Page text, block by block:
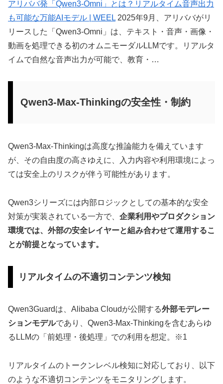
アリババ発「Qwen3-Omni」とは？リアルタイム音声出力
も可能な万能AIモデル | WEEL 2025年9月、アリババがリ
リースした「Qwen3-Omni」は、テキスト・音声・画像・
動画を処理できる初のオムニモーダルLLMです。リアルタ
イムで自然な音声出力が可能で、教育・…
Qwen3-Max-Thinkingの安全性・制約
Qwen3-Max-Thinkingは高度な推論能力を備えています
が、その自由度の高さゆえに、入力内容や利用環境によっ
ては安全上のリスクが伴う可能性があります。
Qwen3シリーズには内部ロジックとしての基本的な安全
対策が実装されている一方で、 企業利用やプロダクション
環境では、外部の安全レイヤーと組み合わせて運用するこ
とが前提となっています。
リアルタイムの不適切コンテンツ検知
Qwen3Guardは、Alibaba Cloudが公開する外部モデレー
ションモデルであり、Qwen3-Max-Thinkingを含むあらゆ
るLLMの「前処理・後処理」での利用を想定。※1
リアルタイムのトークンレベル検知に対応しており、以下
のような不適切コンテンツをモニタリングします。